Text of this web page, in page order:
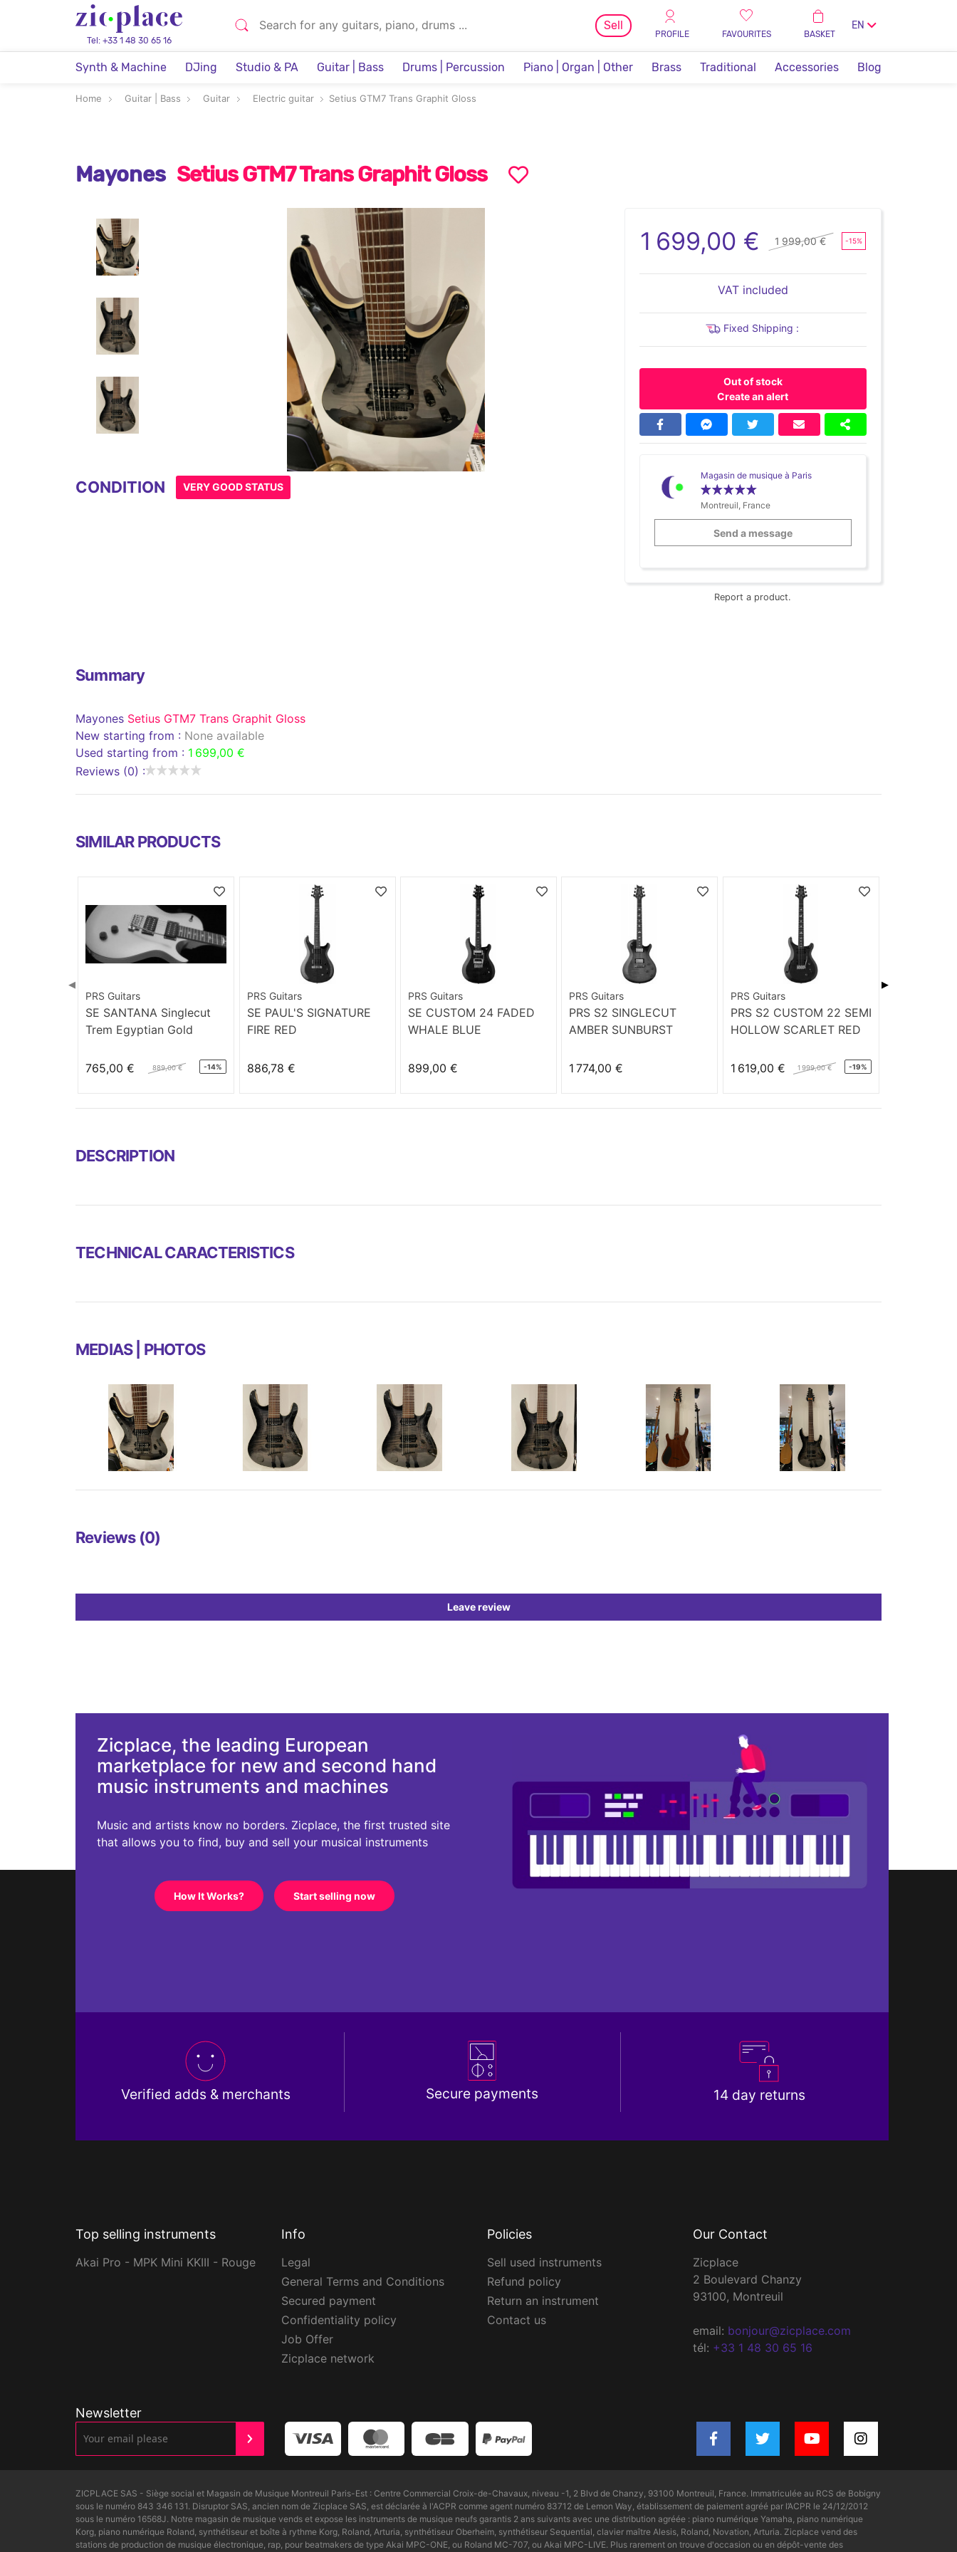
Tel: +33 1 48 30 65 16
Sell
PROFILE FAVOURITES BASKET
EN
Synth & Machine DJing Studio & PA Guitar | Bass Drums | Percussion Piano | Organ | Other Brass Traditional Accessories Blog
Home Guitar | Bass Guitar Electric guitar Setius GTM7 Trans Graphit Gloss
Mayones Setius GTM7 Trans Graphit Gloss
Item
CONDITION VERY GOOD STATUS
1 699,00 € 1 999,00 € -15%
VAT included
Fixed Shipping :
Out of stock
Create an alert
Magasin de musique à Paris
Montreuil, France
Send a message
Report a product.
Summary
Mayones Setius GTM7 Trans Graphit Gloss
New starting from : None available
Used starting from : 1 699,00 €
Reviews (0) :
SIMILAR PRODUCTS
PRS Guitars
SE SANTANA Singlecut
Trem Egyptian Gold
765,00 € 889,00 € -14%
PRS Guitars
SE PAUL'S SIGNATURE
FIRE RED
886,78 €
PRS Guitars
SE CUSTOM 24 FADED
WHALE BLUE
899,00 €
PRS Guitars
PRS S2 SINGLECUT
AMBER SUNBURST
1 774,00 €
PRS Guitars
PRS S2 CUSTOM 22 SEMI
HOLLOW SCARLET RED
1 619,00 € 1 999,00 € -19%
◀ ▶
DESCRIPTION
TECHNICAL CARACTERISTICS
MEDIAS | PHOTOS
Reviews (0)
Leave review
Zicplace, the leading European
marketplace for new and second hand
music instruments and machines
Music and artists know no borders. Zicplace, the first trusted site
that allows you to find, buy and sell your musical instruments
How It Works? Start selling now
Verified adds & merchants Secure payments 14 day returns
Top selling instruments
Akai Pro - MPK Mini KKIII - Rouge
Info
Legal
General Terms and Conditions
Secured payment
Confidentiality policy
Job Offer
Zicplace network
Policies
Sell used instruments
Refund policy
Return an instrument
Contact us
Our Contact
Zicplace
2 Boulevard Chanzy
93100, Montreuil
email: bonjour@zicplace.com
tél: +33 1 48 30 65 16
Newsletter
ZICPLACE SAS - Siège social et Magasin de Musique Montreuil Paris-Est : Centre Commercial Croix-de-Chavaux, niveau -1, 2 Blvd de Chanzy, 93100 Montreuil, France. Immatriculée au RCS de Bobigny
sous le numéro 843 346 131. Disruptor SAS, ancien nom de Zicplace SAS, est déclarée à l'ACPR comme agent numéro 83712 de Lemon Way, établissement de paiement agréé par l’ACPR le 24/12/2012
sous le numéro 16568J. Notre magasin de musique vends et expose les instruments de musique neufs garantis 2 ans suivants avec une distribution agréée : piano numérique Yamaha, piano numérique
Korg, piano numérique Roland, synthétiseur et boîte à rythme Korg, Roland, Arturia, synthétiseur Oberheim, synthétiseur Sequential, clavier maître Alesis, Roland, Novation, Arturia. Zicplace vend des
stations de production de musique électronique, rap, pour beatmakers de type Akai MPC-ONE, ou Roland MC-707, ou Akai MPC-LIVE. Plus rarement on trouve d'occasion ou en dépôt-vente des